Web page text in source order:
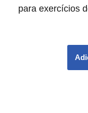
para exercícios